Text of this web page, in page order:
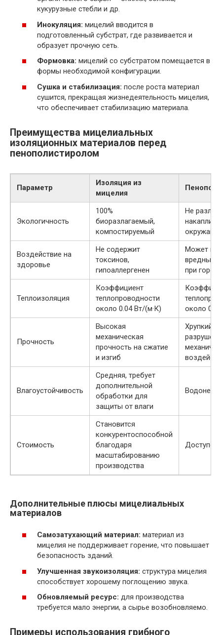
кукурузные стебли и др.
Инокуляция: мицелий вводится в
подготовленный субстрат, где развивается и
образует прочную сеть.
Формовка: мицелий со субстратом помещается в
формы необходимой конфигурации.
Сушка и стабилизация: после роста материал
сушится, прекращая жизнедеятельность мицелия,
что обеспечивает стабилизацию материала.
Преимущества мицелиальных
изоляционных материалов перед
пенополистиролом
Параметр
Изоляция из
мицелия
Экологичность
100%
биоразлагаемый,
компостируемый
Не
Воздействие на
здоровье
Не содержит
токсинов,
гипоаллергенен
Может
вредные
при
Теплоизоляция
Коэффициент
теплопроводности
около 0.04 Вт/(м·К)
около
Прочность
Высокая
механическая
прочность на сжатие
и изгиб
Хрупкий,
Влагоустойчивость
Средняя, требует
дополнительной
обработки для
защиты от влаги
Стоимость
Становится
конкурентоспособной
благодаря
масштабированию
производства
Доступен
Дополнительные плюсы мицелиальных
материалов
Самозатухающий материал: материал из
мицелия не поддерживает горение, что повышает
безопасность зданий.
Улучшенная звукоизоляция: структура мицелия
способствует хорошему поглощению звука.
Обновляемый ресурс: для производства
требуется мало энергии, а сырье возобновляемо.
Примеры использования грибного